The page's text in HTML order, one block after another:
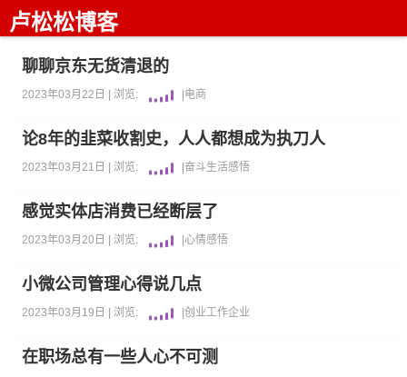
卢松松博客
聊聊京东无货清退的
2023年03月22日 | 浏览: 电商
论8年的韭菜收割史，人人都想成为执刀人
2023年03月21日 | 浏览: |奋斗生活感悟
感觉实体店消费已经断层了
2023年03月20日 | 浏览: |心情感悟
小微公司管理心得说几点
2023年03月19日 | 浏览: |创业工作企业
在职场总有一些人心不可测